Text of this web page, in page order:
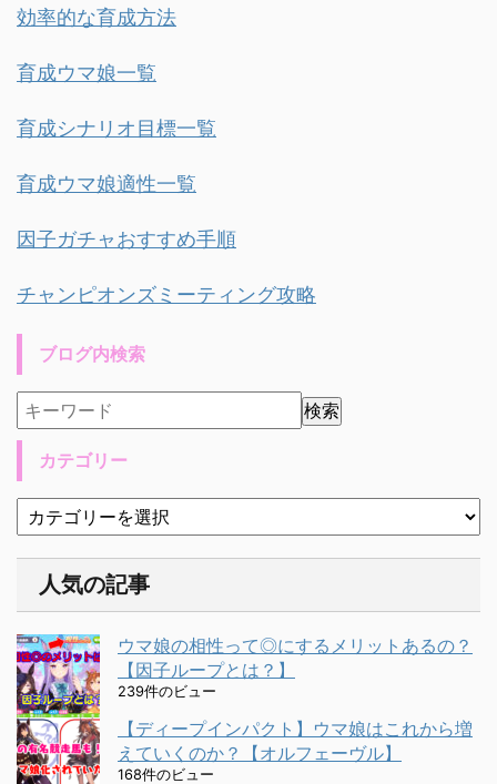
効率的な育成方法
育成ウマ娘一覧
育成シナリオ目標一覧
育成ウマ娘適性一覧
因子ガチャおすすめ手順
チャンピオンズミーティング攻略
ブログ内検索
カテゴリー
人気の記事
ウマ娘の相性って◎にするメリットあるの？
【因子ループとは？】
239件のビュー
【ディープインパクト】ウマ娘はこれから増
えていくのか？【オルフェーヴル】
168件のビュー